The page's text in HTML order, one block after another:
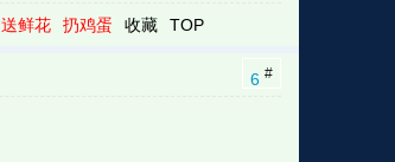
送鲜花 扔鸡蛋 收藏 TOP
6 #